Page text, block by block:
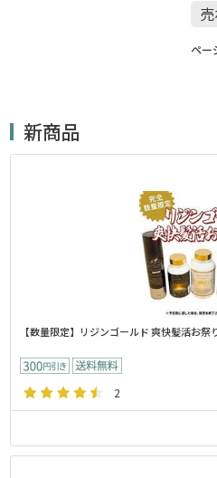
ペー
新商品
【数量限定】リジンゴールド 爽快髪活お祭
2